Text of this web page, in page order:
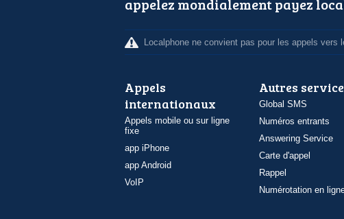
appelez mondialement payez
Localphone ne convient pas pour les appels vers
Appels
internationaux
Appels mobile ou sur ligne
fixe
app iPhone
app Android
VoIP
Autres
Global SMS
Numéros entrants
Answering Service
Carte d'appel
Rappel
Numérotation en